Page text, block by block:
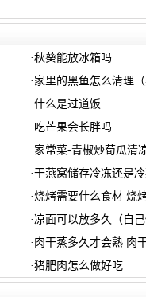
·秋葵能放冰箱吗
· 家里的黑鱼怎么清理
·什么是过道饭
· 吃芒果会长胖吗
· 家常菜-青椒炒荀瓜清
·干燕窝储存冷冻还是
· 烧烤需要什么食材 烧
· 凉面可以放多久（自
· 肉干蒸多久才会熟 肉
·猪肥肉怎么做好吃